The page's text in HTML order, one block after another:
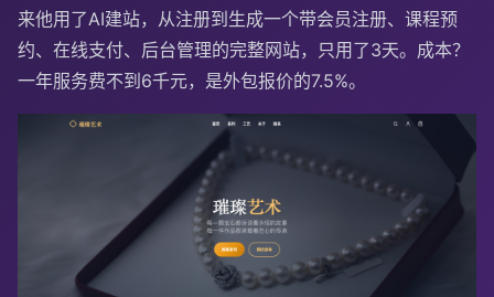
来他用了AI建站，从注册到生成一个带会员注册、课程预
约、在线支付、后台管理的完整网站，只用了3天。成本？
一年服务费不到6千元，是外包报价的7.5%。